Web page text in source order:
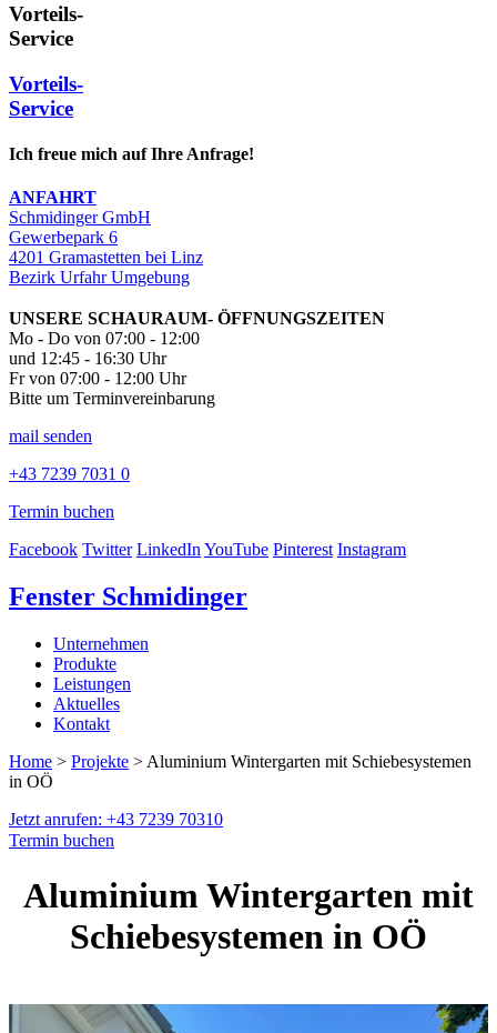
Vorteils-
Service
Vorteils-
Service
Ich freue mich auf Ihre Anfrage!
ANFAHRT
Schmidinger GmbH
Gewerbepark 6
4201 Gramastetten bei Linz
Bezirk Urfahr Umgebung
UNSERE SCHAURAUM- ÖFFNUNGSZEITEN
Mo - Do von 07:00 - 12:00
und 12:45 - 16:30 Uhr
Fr von 07:00 - 12:00 Uhr
Bitte um Terminvereinbarung
mail senden
+43 7239 7031 0
Termin buchen
Facebook Twitter LinkedInYouTube Pinterest Instagram
Fenster Schmidinger
Unternehmen
Produkte
Leistungen
Aktuelles
Kontakt
Home > Projekte > Aluminium Wintergarten mit Schiebesystemen
in OÖ
Jetzt anrufen: +43 7239 70310
Termin buchen
Aluminium Wintergarten mit
Schiebesystemen in OÖ